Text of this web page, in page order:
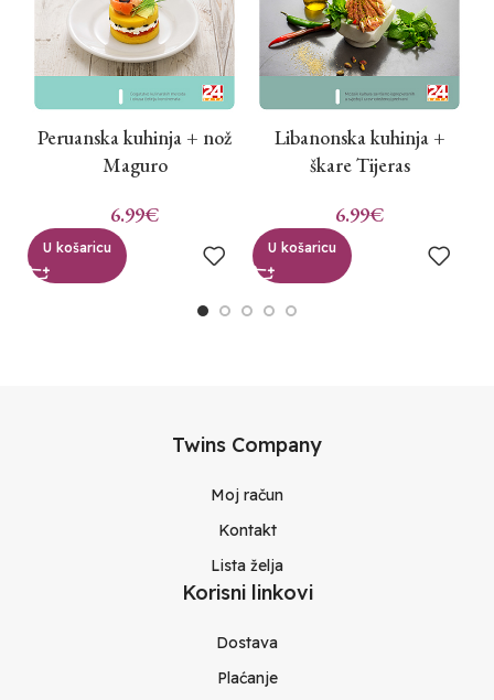
Peruanska kuhinja + nož
Maguro
6.99€
U košaricu
Libanonska kuhinja +
škare Tijeras
6.99€
U košaricu
Twins Company
Moj račun
Kontakt
Lista želja
Korisni linkovi
Dostava
Plaćanje